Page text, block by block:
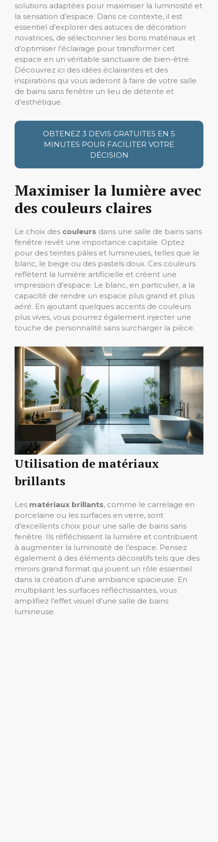
solutions adaptées pour maximiser la luminosité et
la sensation d’espace. Dans ce contexte, il est
essentiel d’explorer des astuces de décoration
novatrices, de sélectionner les bons matériaux et
d’optimiser l’éclairage pour transformer cet
espace en un véritable sanctuaire de bien-être.
Découvrez ici des idées éclairantes et des
inspirations qui vous aideront à faire de votre salle
de bains sans fenêtre un lieu de détente et
d’esthétique.
OBTENEZ 3 DEVIS GRATUITES EN 5
MINUTES POUR FACILITER VOTRE
DÉCISION
Maximiser la lumière avec
des couleurs claires
Le choix des couleurs dans une salle de bains sans
fenêtre revêt une importance capitale. Optez
pour des teintes pâles et lumineuses, telles que le
blanc, le beige ou des pastels doux. Ces couleurs
reflètent la lumière artificielle et créent une
impression d’espace. Le blanc, en particulier, a la
capacité de rendre un espace plus grand et plus
aéré. En ajoutant quelques accents de couleurs
plus vives, vous pourrez également injecter une
touche de personnalité sans surcharger la pièce.
Utilisation de matériaux
brillants
Les matériaux brillants, comme le carrelage en
porcelaine ou les surfaces en verre, sont
d’excellents choix pour une salle de bains sans
fenêtre. Ils réfléchissent la lumière et contribuent
à augmenter la luminosité de l’espace. Pensez
également à des éléments décoratifs tels que des
miroirs grand format qui jouent un rôle essentiel
dans la création d’une ambiance spacieuse. En
multipliant les surfaces réfléchissantes, vous
amplifiez l’effet visuel d’une salle de bains
lumineuse.